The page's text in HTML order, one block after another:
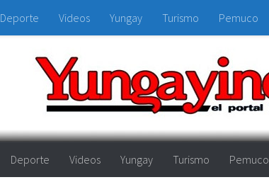
Deporte Videos Yungay Turismo Pemuco
Deporte Videos Yungay Turismo Pemuco